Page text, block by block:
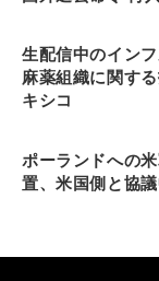
生配信中のインフ
麻薬組織に関す
キシコ
ポーランドへの
置、米国側と協